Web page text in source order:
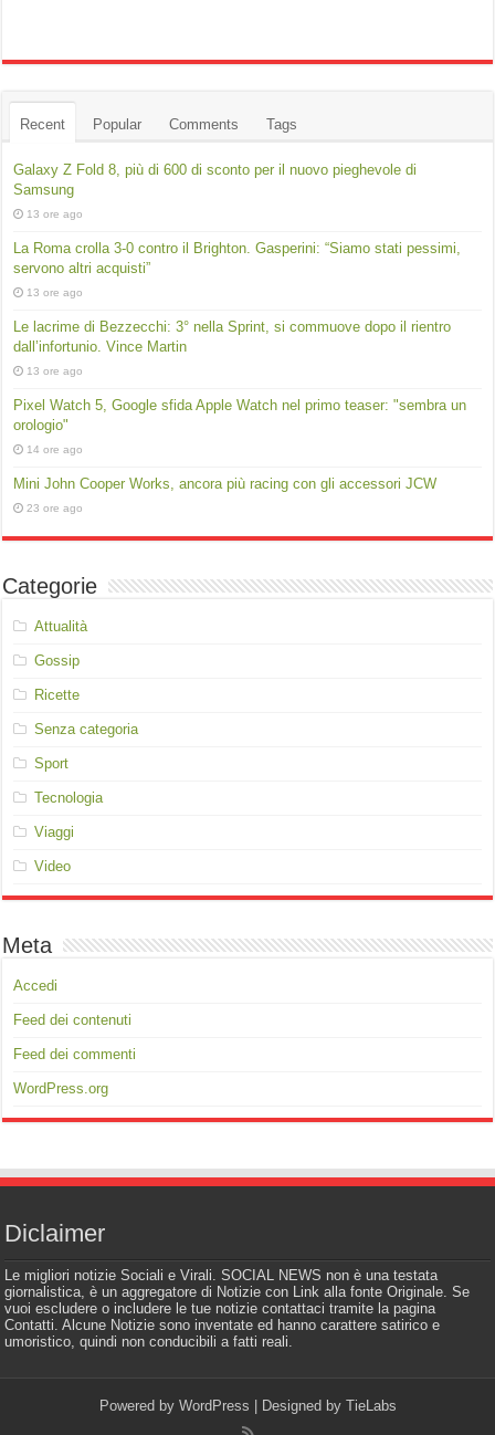
Recent Popular Comments Tags
Galaxy Z Fold 8, più di 600 di sconto per il nuovo pieghevole di
Samsung
13 ore ago
La Roma crolla 3-0 contro il Brighton. Gasperini: “Siamo stati pessimi,
servono altri acquisti”
13 ore ago
Le lacrime di Bezzecchi: 3° nella Sprint, si commuove dopo il rientro
dall’infortunio. Vince Martin
13 ore ago
Pixel Watch 5, Google sfida Apple Watch nel primo teaser: "sembra un
orologio"
14 ore ago
Mini John Cooper Works, ancora più racing con gli accessori JCW
23 ore ago
Categorie
Attualità
Gossip
Ricette
Senza categoria
Sport
Tecnologia
Viaggi
Video
Meta
Accedi
Feed dei contenuti
Feed dei commenti
WordPress.org
Diclaimer
Le migliori notizie Sociali e Virali. SOCIAL NEWS non è una testata
giornalistica, è un aggregatore di Notizie con Link alla fonte Originale. Se
vuoi escludere o includere le tue notizie contattaci tramite la pagina
Contatti. Alcune Notizie sono inventate ed hanno carattere satirico e
umoristico, quindi non conducibili a fatti reali.
Powered by WordPress | Designed by TieLabs